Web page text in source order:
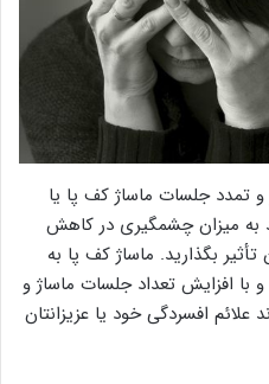
تمدد جلسات ماساژ کف پا یا
به میزان چشمگیری در کاهش
بگذارید. ماساژ کف پا به
افزایش تعداد جلسات ماساژ و
افسردگی خود یا عزیزانتان